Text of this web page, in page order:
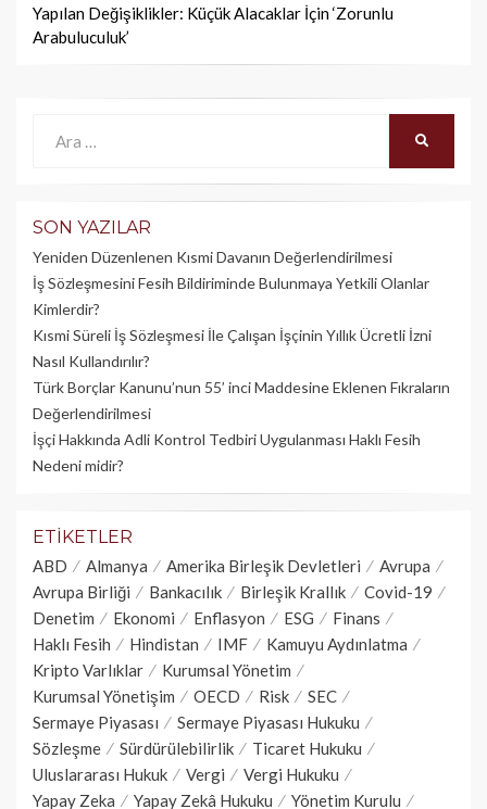
Yapılan Değişiklikler: Küçük Alacaklar İçin ‘Zorunlu
Arabuluculuk’
SON YAZILAR
Yeniden Düzenlenen Kısmi Davanın Değerlendirilmesi
İş Sözleşmesini Fesih Bildiriminde Bulunmaya Yetkili Olanlar
Kimlerdir?
Kısmi Süreli İş Sözleşmesi İle Çalışan İşçinin Yıllık Üc­retli İzni
Nasıl Kullandırılır?
Türk Borçlar Kanunu’nun 55’ inci Maddesine Eklenen Fıkraların
Değerlendirilmesi
İşçi Hakkında Adli Kontrol Tedbiri Uygulanması Haklı Fesih
Nedeni midir?
ETIKETLER
ABD Almanya Amerika Birleşik Devletleri
Avrupa
Avrupa Birliği
Bankacılık Birleşik Krallık
Covid-19
Denetim
Ekonomi Enflasyon ESG
Finans
Haklı Fesih
Hindistan IMF
Kamuyu Aydınlatma
Kripto Varlıklar
Kurumsal Yönetim
Kurumsal Yönetişim
OECD Risk
SEC
Sermaye Piyasası
Sermaye Piyasası Hukuku
Sözleşme
Sürdürülebilirlik
Ticaret Hukuku
Uluslararası Hukuk
Vergi
Vergi Hukuku
Yapay Zeka
Yapay Zekâ Hukuku Yönetim Kurulu